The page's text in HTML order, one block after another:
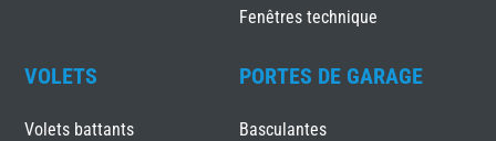
Fenêtres technique
VOLETS
Volets battants
PORTES DE GARAGE
Basculantes